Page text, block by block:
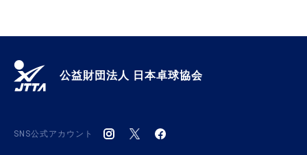
公益財団法人 日本卓球協会
SNS公式アカウント